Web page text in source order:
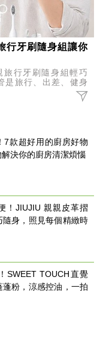
行牙刷隨身組讓你
行牙刷隨身組輕巧
是旅行、出差、健身
7款超好用的廚房好物
決你的廚房清潔煩惱
！JIUJIU 親親皮革摺
隨身，照見每個精緻時
SWEET TOUCH直覺
粉，涼感控油，一拍